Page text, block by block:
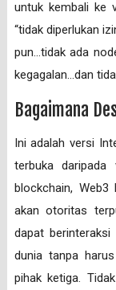
untuk kembali ke
“tidak diperlukan
pun…tidak ada
kegagalan…dan
Bagaimana
Ini adalah versi
terbuka daripada
blockchain, Web3
akan otoritas
dapat
dunia tanpa
pihak ketiga.